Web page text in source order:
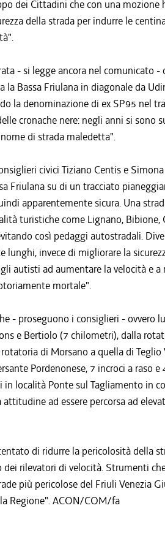
dei Cittadini che con una
della strada per indurre le
- si legge ancora nel comunicato
Bassa Friulana in diagonale da
la denominazione di ex SP95 nel
cronache nere: negli anni si sono
di strada maledetta".
civici Tiziano Centis e
Friulana su di un tracciato
apparentemente sicura. Una
turistiche come Lignano, Bibione,
così pedaggi autostradali.
invece di migliorare la
autisti ad aumentare la velocità e a
mortale".
- proseguono i consiglieri - ovvero
e Bertiolo (7 chilometri), dalla
di Morsano a quella di
Pordenonese, 7 incroci a raso
località Ponte sul Tagliamento in
ad essere percorsa ad
di ridurre la pericolosità della
rilevatori di velocità. Strumenti
più pericolose del Friuli Venezia
Regione". ACON/COM/fa